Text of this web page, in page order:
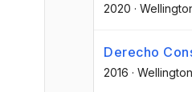
2020 ·
Derecho
2016 ·